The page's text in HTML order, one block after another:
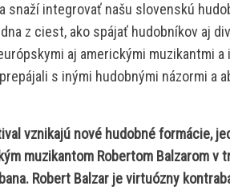
snaží integrovať našu slovenskú
z ciest, ako spájať hudobníkov aj
aj americkými muzikantmi a
s inými hudobnými názormi a
vznikajú nové hudobné formácie,
muzikantom Robertom Balzarom v
Robert Balzar je virtuózny